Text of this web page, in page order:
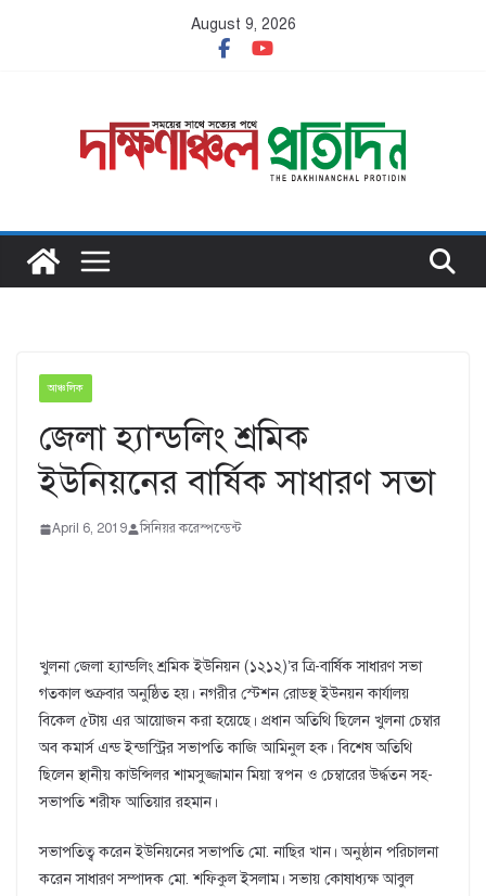
August 9, 2026
আঞ্চলিক
জেলা হ্যান্ডলিং শ্রমিক
ইউনিয়নের বার্ষিক সাধারণ সভা
April 6, 2019 সিনিয়র করেস্পন্ডেন্ট
খুলনা জেলা হ্যান্ডলিং শ্রমিক ইউনিয়ন (১২১২)’র ত্রি-বার্ষিক সাধারণ সভা
গতকাল শুক্রবার অনুষ্ঠিত হয়। নগরীর স্টেশন রোডস্থ ইউনয়ন কার্যালয়
বিকেল ৫টায় এর আয়োজন করা হয়েছে। প্রধান অতিথি ছিলেন খুলনা চেম্বার
অব কমার্স এন্ড ইন্ডাস্ট্রির সভাপতি কাজি আমিনুল হক। বিশেষ অতিথি
ছিলেন স্থানীয় কাউন্সিলর শামসুজ্জামান মিয়া স্বপন ও চেম্বারের উর্দ্ধতন সহ-
সভাপতি শরীফ আতিয়ার রহমান।
সভাপতিত্ব করেন ইউনিয়নের সভাপতি মো. নাছির খান। অনুষ্ঠান পরিচালনা
করেন সাধারণ সম্পাদক মো. শফিকুল ইসলাম। সভায় কোষাধ্যক্ষ আবুল